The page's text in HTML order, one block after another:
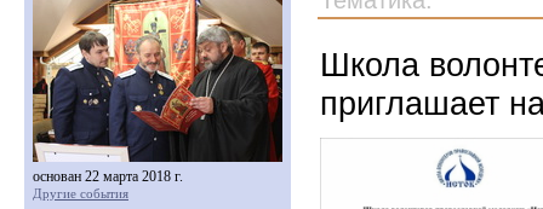
Школа
приглашает
основан 22 марта 2018 г.
Другие события